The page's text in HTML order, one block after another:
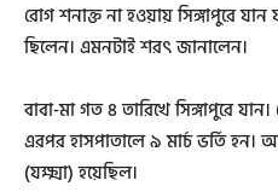
রোগ শনাক্ত না হওয়ায় সিঙ্গাপুরে
ছিলেন। এমনটাই শরৎ জানালেন।
বাবা-মা গত ৪ তারিখে সিঙ্গাপুরে
এরপর হাসপাতালে ৯ মার্চ ভর্তি হন।
(যক্ষ্মা) হয়েছিল।